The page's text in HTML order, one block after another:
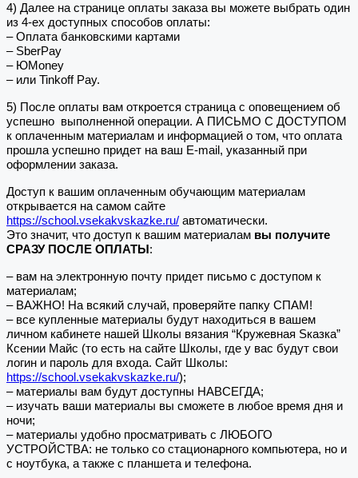
4) Далее на странице оплаты заказа вы можете выбрать один
из 4-ех доступных способов оплаты:
– Оплата банковскими картами
– SberPay
– ЮMoney
– или Tinkoff Pay.
5) После оплаты вам откроется страница с оповещением об
успешно выполненной операции. А ПИСЬМО С ДОСТУПОМ
к оплаченным материалам и информацией о том, что оплата
прошла успешно придет на ваш E-mail, указанный при
оформлении заказа.
Доступ к вашим оплаченным обучающим материалам
открывается на самом сайте
https://school.vsekakvskazke.ru/ автоматически.
Это значит, что доступ к вашим материалам вы получите
СРАЗУ ПОСЛЕ ОПЛАТЫ :
– вам на электронную почту придет письмо с доступом к
материалам;
– ВАЖНО! На всякий случай, проверяйте папку СПАМ!
– все купленные материалы будут находиться в вашем
личном кабинете нашей Школы вязания “Кружевная Sказка”
Ксении Майс (то есть на сайте Школы, где у вас будут свои
логин и пароль для входа. Сайт Школы:
https://school.vsekakvskazke.ru/);
– материалы вам будут доступны НАВСЕГДА;
– изучать ваши материалы вы сможете в любое время дня и
ночи;
– материалы удобно просматривать с ЛЮБОГО
УСТРОЙСТВА: не только со стационарного компьютера, но и
с ноутбука, а также с планшета и телефона.